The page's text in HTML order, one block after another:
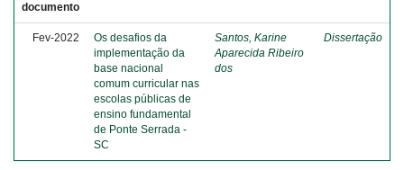
documento
Fev-2022
Os desafios da
implementação da
base nacional
comum curricular nas
escolas públicas de
ensino fundamental
de Ponte Serrada -
SC
Santos, Karine
Aparecida Ribeiro
dos
Dissertação